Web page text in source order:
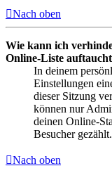
Nach oben
Wie kann ich
Online-Liste
In deinem
Einstellungen
dieser Sitzung
können nur
deinen Online-
Besucher gezählt.
Nach oben